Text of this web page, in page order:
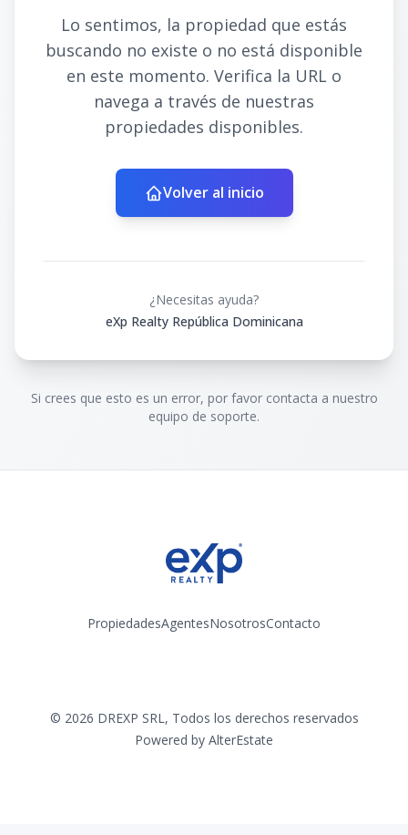
Lo sentimos, la propiedad que estás
buscando no existe o no está disponible
en este momento. Verifica la URL o
navega a través de nuestras
propiedades disponibles.
Volver al inicio
¿Necesitas ayuda?
eXp Realty República Dominicana
Si crees que esto es un error, por favor contacta a nuestro
equipo de soporte.
PropiedadesAgentesNosotrosContacto
© 2026 DREXP SRL, Todos los derechos reservados
Powered by AlterEstate